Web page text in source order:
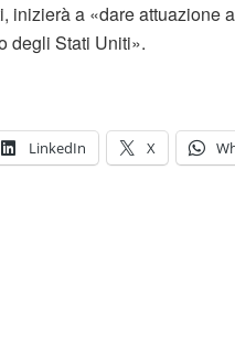
inizierà a «dare
degli Stati Uniti».
LinkedIn X